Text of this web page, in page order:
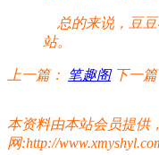
总的来说，豆豆
站。
上一篇： 笔趣阁 下一篇
本资料由本站会员提供
网:http://